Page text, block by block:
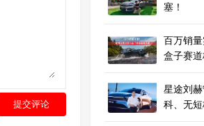
提交评论
塞！
百万销
盒子赛
星途刘
科、无短